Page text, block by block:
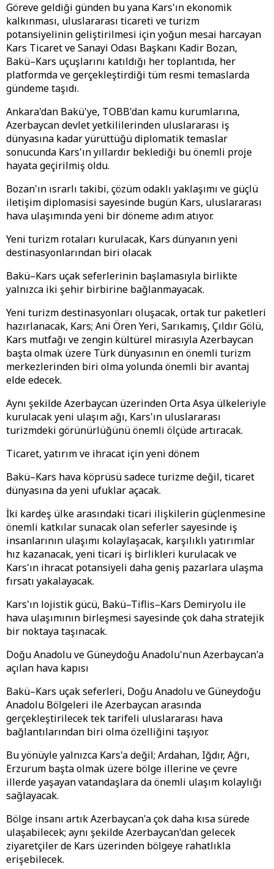
Göreve geldiği günden bu yana Kars'ın ekonomik
kalkınması, uluslararası ticareti ve turizm
potansiyelinin geliştirilmesi için yoğun mesai harcayan
Kars Ticaret ve Sanayi Odası Başkanı Kadir Bozan,
Bakü–Kars uçuşlarını katıldığı her toplantıda, her
platformda ve gerçekleştirdiği tüm resmi temaslarda
gündeme taşıdı.
Ankara'dan Bakü'ye, TOBB'dan kamu kurumlarına,
Azerbaycan devlet yetkililerinden uluslararası iş
dünyasına kadar yürüttüğü diplomatik temaslar
sonucunda Kars'ın yıllardır beklediği bu önemli proje
hayata geçirilmiş oldu.
Bozan'ın ısrarlı takibi, çözüm odaklı yaklaşımı ve güçlü
iletişim diplomasisi sayesinde bugün Kars, uluslararası
hava ulaşımında yeni bir döneme adım atıyor.
Yeni turizm rotaları kurulacak, Kars dünyanın yeni
destinasyonlarından biri olacak
Bakü–Kars uçak seferlerinin başlamasıyla birlikte
yalnızca iki şehir birbirine bağlanmayacak.
Yeni turizm destinasyonları oluşacak, ortak tur paketleri
hazırlanacak, Kars; Ani Ören Yeri, Sarıkamış, Çıldır Gölü,
Kars mutfağı ve zengin kültürel mirasıyla Azerbaycan
başta olmak üzere Türk dünyasının en önemli turizm
merkezlerinden biri olma yolunda önemli bir avantaj
elde edecek.
Aynı şekilde Azerbaycan üzerinden Orta Asya ülkeleriyle
kurulacak yeni ulaşım ağı, Kars'ın uluslararası
turizmdeki görünürlüğünü önemli ölçüde artıracak.
Ticaret, yatırım ve ihracat için yeni dönem
Bakü–Kars hava köprüsü sadece turizme değil, ticaret
dünyasına da yeni ufuklar açacak.
İki kardeş ülke arasındaki ticari ilişkilerin güçlenmesine
önemli katkılar sunacak olan seferler sayesinde iş
insanlarının ulaşımı kolaylaşacak, karşılıklı yatırımlar
hız kazanacak, yeni ticari iş birlikleri kurulacak ve
Kars'ın ihracat potansiyeli daha geniş pazarlara ulaşma
fırsatı yakalayacak.
Kars'ın lojistik gücü, Bakü–Tiflis–Kars Demiryolu ile
hava ulaşımının birleşmesi sayesinde çok daha stratejik
bir noktaya taşınacak.
Doğu Anadolu ve Güneydoğu Anadolu'nun Azerbaycan'a
açılan hava kapısı
Bakü–Kars uçak seferleri, Doğu Anadolu ve Güneydoğu
Anadolu Bölgeleri ile Azerbaycan arasında
gerçekleştirilecek tek tarifeli uluslararası hava
bağlantılarından biri olma özelliğini taşıyor.
Bu yönüyle yalnızca Kars'a değil; Ardahan, Iğdır, Ağrı,
Erzurum başta olmak üzere bölge illerine ve çevre
illerde yaşayan vatandaşlara da önemli ulaşım kolaylığı
sağlayacak.
Bölge insanı artık Azerbaycan'a çok daha kısa sürede
ulaşabilecek; aynı şekilde Azerbaycan'dan gelecek
ziyaretçiler de Kars üzerinden bölgeye rahatlıkla
erişebilecek.